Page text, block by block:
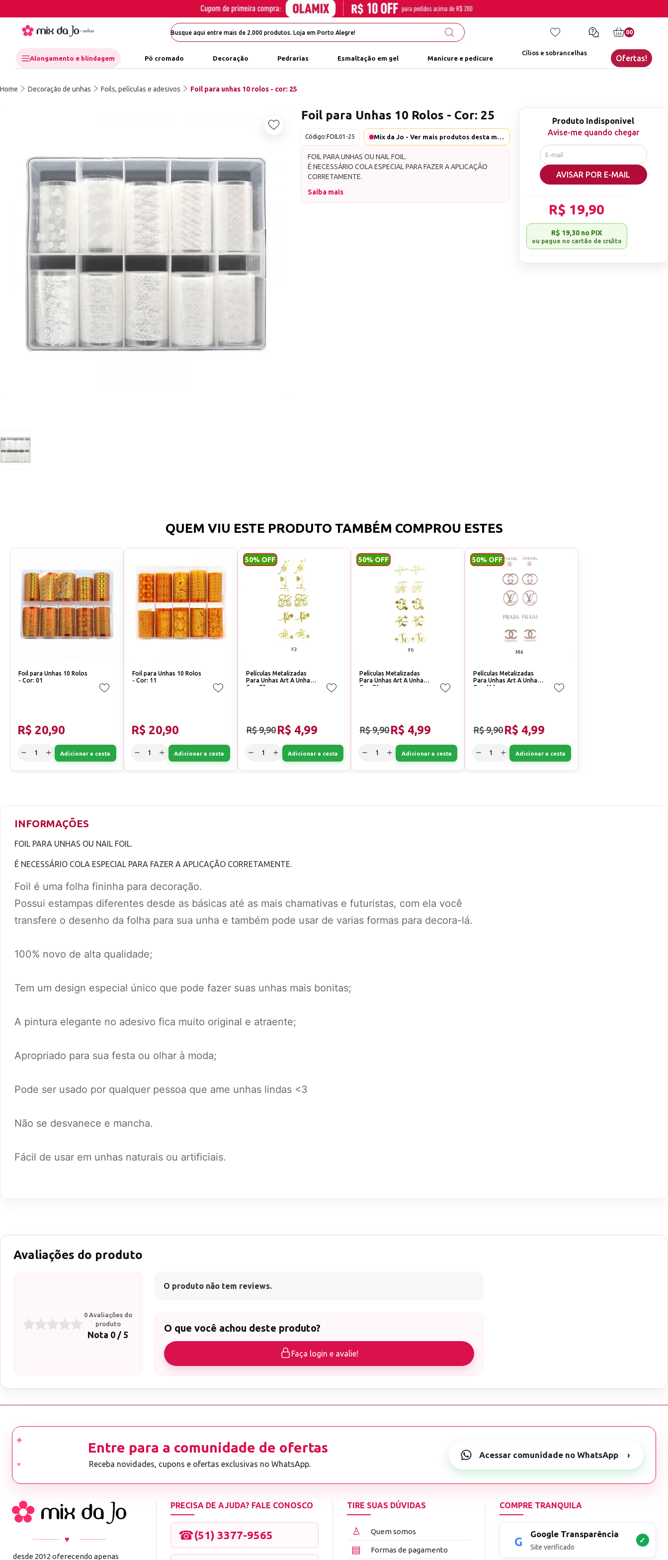
00
Alongamento e blindagem Pó cromado Decoração Pedrarias Esmaltação em gel Manicure e pedicure
Cílios e sobrancelhas
Ofertas!
Home Decoração de unhas Foils, películas e adesivos Foil para unhas 10 rolos - cor: 25
Adicionar aos favoritos
Foil para Unhas 10 Rolos - Cor: 25
Código: FOIL01-25 Mix da Jo - Ver mais produtos desta marca
FOIL PARA UNHAS OU NAIL FOIL.
É NECESSÁRIO COLA ESPECIAL PARA FAZER A APLICAÇÃO
CORRETAMENTE.
Foil é uma folha fininha para decoração.
Não se desvanece e mancha.
Fácil de usar em unhas naturais ou
artificiais.
Saiba mais
R$ 19,90
R$ 19,30 no PIX
Produto Indisponível
Avise-me quando chegar
AVISAR POR E-MAIL
QUEM VIU ESTE PRODUTO TAMBÉM COMPROU ESTES
Foil para Unhas 10 Rolos
- Cor: 01
R$ 20,90
Adicionar a cesta
Foil para Unhas 10 Rolos
- Cor: 11
R$ 20,90
Adicionar a cesta
50% OFF
Películas Metalizadas
Para Unhas Art A Unhas
Cor: F2
R$ 9,90 R$ 4,99
Adicionar a cesta
50% OFF
Películas Metalizadas
Para Unhas Art A Unhas
Cor: F6
R$ 9,90R$ 4,99
Adicionar a cesta
50% OFF
Películas Metalizadas
Para Unhas Art A Unhas
Cor: M4
R$ 9,90R$ 4,99
Adicionar a cesta
INFORMAÇÕES
FOIL PARA UNHAS OU NAIL FOIL.
É NECESSÁRIO COLA ESPECIAL PARA FAZER A APLICAÇÃO CORRETAMENTE.
Foil é uma folha fininha para decoração.
Possui estampas diferentes desde as básicas até as mais chamativas e futuristas, com ela você
transfere o desenho da folha para sua unha e também pode usar de varias formas para decora-lá.
100% novo de alta qualidade;
Tem um design especial único que pode fazer suas unhas mais bonitas;
A pintura elegante no adesivo fica muito original e atraente;
Apropriado para sua festa ou olhar à moda;
Pode ser usado por qualquer pessoa que ame unhas lindas <3
Não se desvanece e mancha.
Fácil de usar em unhas naturais ou artificiais.
Avaliações do produto
0 Avaliações do
produto
Nota 0 / 5
O produto não tem reviews.
O que você achou deste produto?
Faça login e avalie!
Entre para a comunidade de ofertas
Receba novidades, cupons e ofertas exclusivas no WhatsApp.
Acessar comunidade no WhatsApp ›
♥
desde 2012 oferecendo apenas
PRECISA DE AJUDA? FALE CONOSCO
☎(51) 3377-9565
TIRE SUAS DÚVIDAS
♙ Quem somos
▤ Formas de pagamento
COMPRE TRANQUILA
Google Transparência
Site verificado
✓